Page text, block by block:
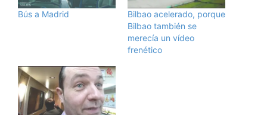
Bús a Madrid
Bilbao acelerado, porque
Bilbao también se
merecía un vídeo
frenético